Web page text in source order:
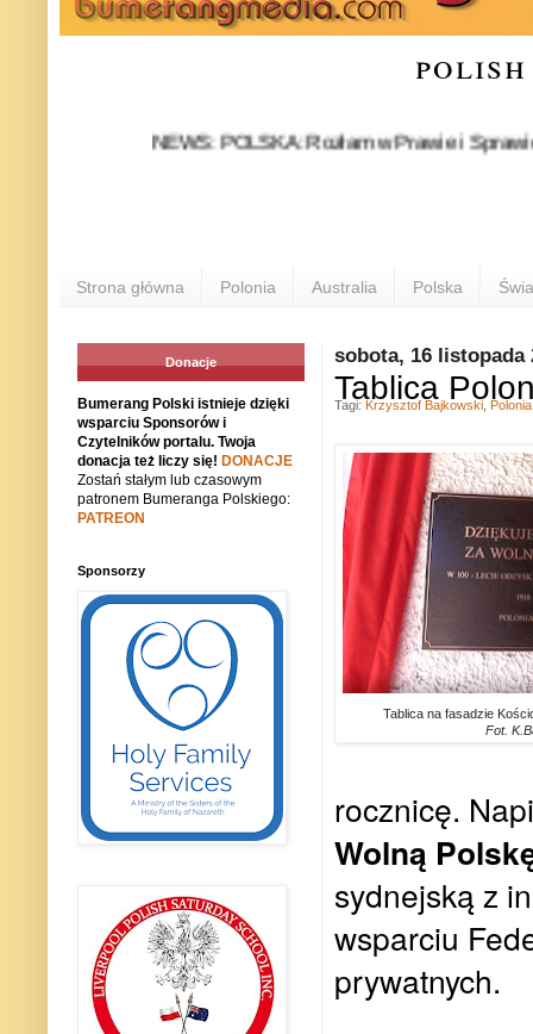
NEWS: POLSKA: Rozłam w Prawie i
Strona główna Polonia Australia Polska
sobota, 16 listopada
Tablica
Tablica na fasadzie
Fot.
rocznicę.
Wolną
sydnejską z
wsparciu
prywatnych.
Tagi: Krzysztof Bajkowski Polonia
Donacje
Bumerang Polski istnieje dzięki
wsparciu Sponsorów i
Czytelników portalu. Twoja
donacja też liczy się! DONACJE
Zostań stałym lub czasowym
patronem Bumeranga Polskiego:
PATREON
Sponsorzy